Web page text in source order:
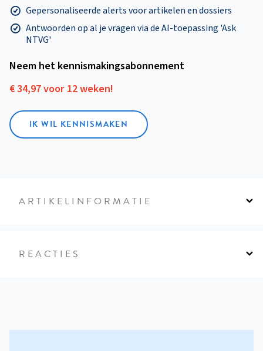
Gepersonaliseerde alerts voor artikelen en dossiers
Antwoorden op al je vragen via de AI-toepassing 'Ask
NTVG'
Neem het kennismakings­abonnement
€ 34,97 voor 12 weken!
IK WIL KENNISMAKEN
ARTIKELINFORMATIE
REACTIES